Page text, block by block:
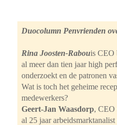
Duocolumn Penvrienden
Rina Joosten-Rabouis CEO
al meer dan tien jaar high
onderzoekt en de patronen
Wat is toch het geheime
medewerkers?
Geert-Jan Waasdorp, CEO
al 25 jaar